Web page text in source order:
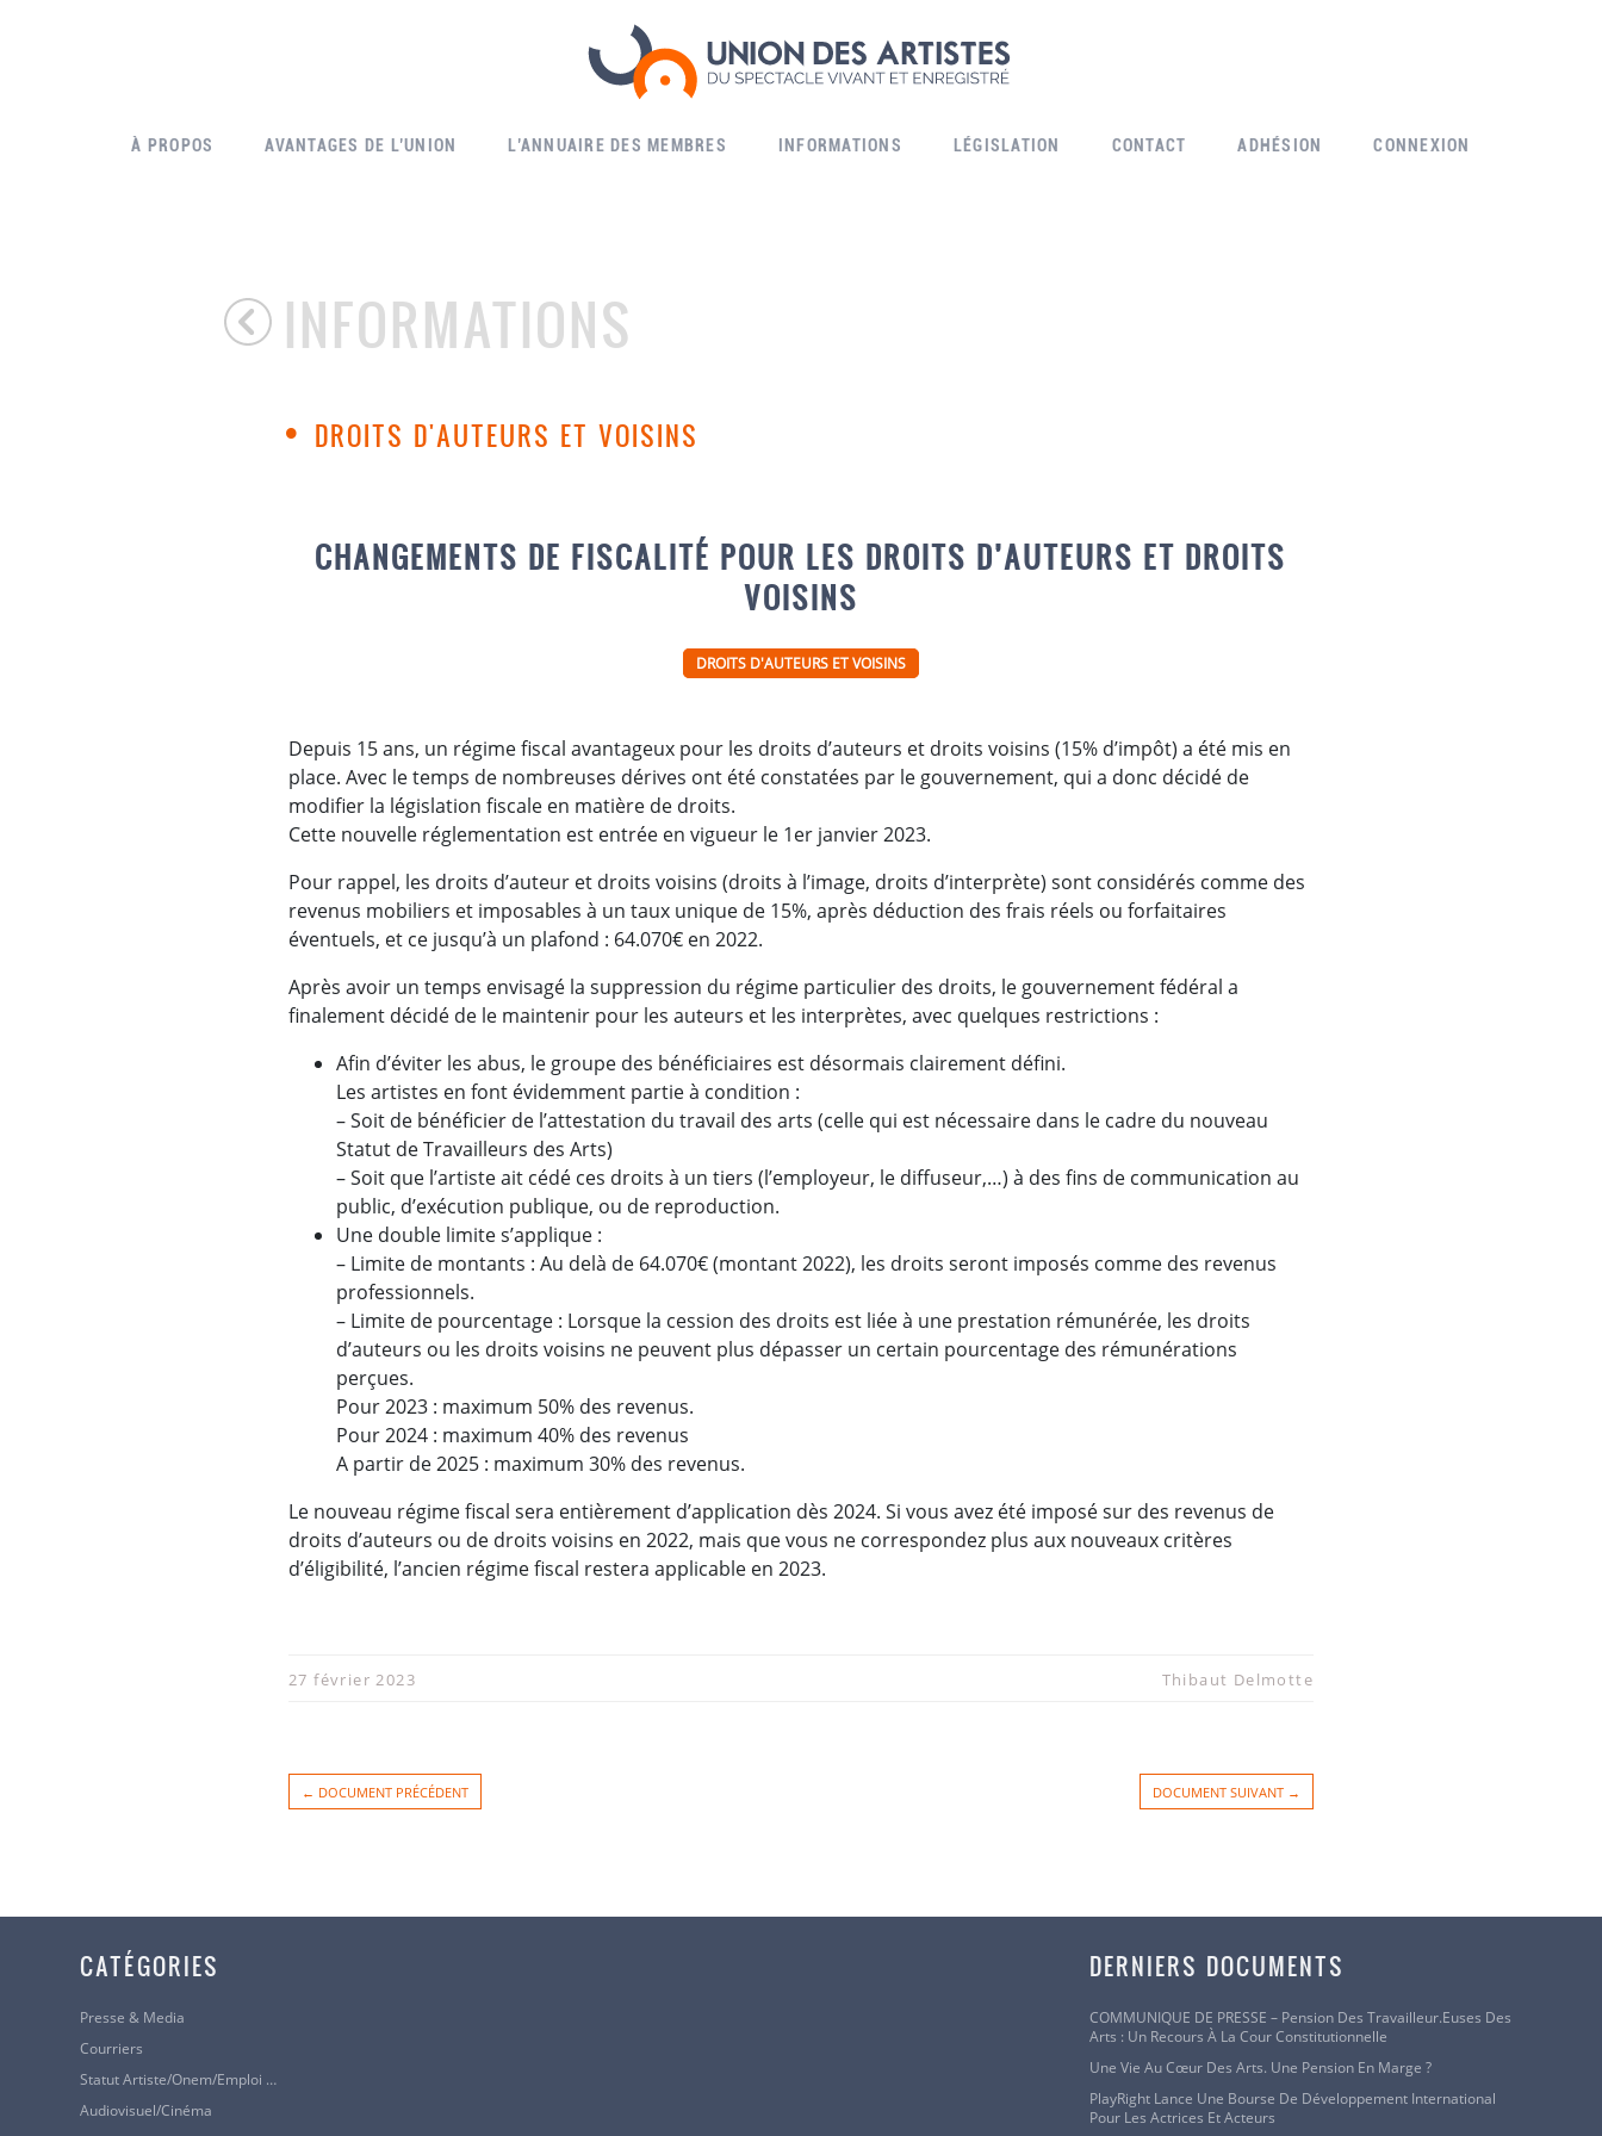
À PROPOS AVANTAGES DE L’UNION L’ANNUAIRE DES MEMBRES INFORMATIONS LÉGISLATION CONTACT ADHÉSION CONNEXION
INFORMATIONS
• DROITS D'AUTEURS ET VOISINS
CHANGEMENTS DE FISCALITÉ POUR LES DROITS D’AUTEURS ET DROITS
VOISINS
DROITS D'AUTEURS ET VOISINS
Depuis 15 ans, un régime fiscal avantageux pour les droits d’auteurs et droits voisins (15% d’impôt) a été mis en
place. Avec le temps de nombreuses dérives ont été constatées par le gouvernement, qui a donc décidé de
modifier la législation fiscale en matière de droits.
Cette nouvelle réglementation est entrée en vigueur le 1er janvier 2023.
Pour rappel, les droits d’auteur et droits voisins (droits à l’image, droits d’interprète) sont considérés comme des
revenus mobiliers et imposables à un taux unique de 15%, après déduction des frais réels ou forfaitaires
éventuels, et ce jusqu’à un plafond : 64.070€ en 2022.
Après avoir un temps envisagé la suppression du régime particulier des droits, le gouvernement fédéral a
finalement décidé de le maintenir pour les auteurs et les interprètes, avec quelques restrictions :
Afin d’éviter les abus, le groupe des bénéficiaires est désormais clairement défini.
Les artistes en font évidemment partie à condition :
– Soit de bénéficier de l’attestation du travail des arts (celle qui est nécessaire dans le cadre du nouveau
Statut de Travailleurs des Arts)
– Soit que l’artiste ait cédé ces droits à un tiers (l’employeur, le diffuseur,…) à des fins de communication au
public, d’exécution publique, ou de reproduction.
Une double limite s’applique :
– Limite de montants : Au delà de 64.070€ (montant 2022), les droits seront imposés comme des revenus
professionnels.
– Limite de pourcentage : Lorsque la cession des droits est liée à une prestation rémunérée, les droits
d’auteurs ou les droits voisins ne peuvent plus dépasser un certain pourcentage des rémunérations
perçues.
Pour 2023 : maximum 50% des revenus.
Pour 2024 : maximum 40% des revenus
A partir de 2025 : maximum 30% des revenus.
Le nouveau régime fiscal sera entièrement d’application dès 2024. Si vous avez été imposé sur des revenus de
droits d’auteurs ou de droits voisins en 2022, mais que vous ne correspondez plus aux nouveaux critères
d’éligibilité, l’ancien régime fiscal restera applicable en 2023.
27 février 2023 Thibaut Delmotte
← DOCUMENT PRÉCÉDENT DOCUMENT SUIVANT →
CATÉGORIES
Presse & Media
Courriers
Statut Artiste/Onem/Emploi …
Audiovisuel/cinéma
DERNIERS DOCUMENTS
COMMUNIQUE DE PRESSE – Pension Des Travailleur.euses Des
Arts : Un Recours À La Cour Constitutionnelle
Une Vie Au Cœur Des Arts. Une Pension En Marge ?
PlayRight Lance Une Bourse De Développement International
Pour Les Actrices Et Acteurs